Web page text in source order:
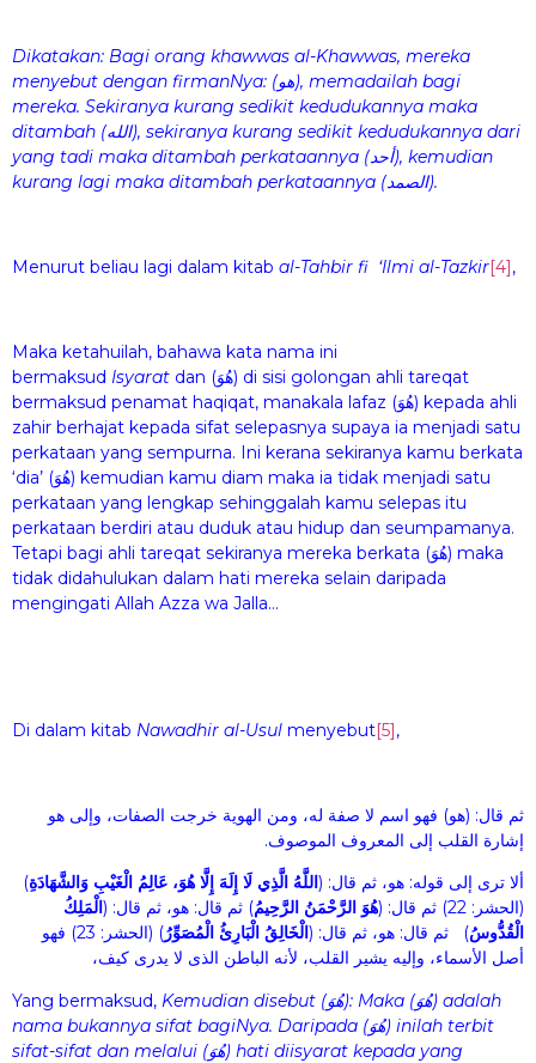
Dikatakan: Bagi orang khawwas al-Khawwas, mereka
menyebut
dengan firmanNya: (هو), memadailah bagi
mereka. Sekiranya kurang sedikit kedudukannya maka
ditambah (الله), sekiranya kurang sedikit kedudukannya dari
yang tadi maka ditambah perkataannya (أحد), kemudian
kurang lagi maka ditambah
perkataannya (الصمد).
Menurut beliau lagi dalam kitab al-Tahbir fi ‘Ilmi al-Tazkir[4],
Maka ketahuilah, bahawa kata nama ini
bermaksud Isyarat dan (هُوَ) di sisi golongan ahli tareqat
bermaksud penamat haqiqat, manakala lafaz (هُوَ) kepada ahli
zahir berhajat kepada sifat selepasnya supaya ia menjadi satu
perkataan yang sempurna. Ini kerana sekiranya kamu berkata
‘dia’ (هُوَ) kemudian kamu diam maka ia tidak menjadi satu
perkataan yang lengkap sehinggalah kamu selepas itu
perkataan berdiri atau duduk atau hidup dan seumpamanya.
Tetapi bagi ahli tareqat sekiranya mereka berkata (هُوَ) maka
tidak didahulukan dalam hati mereka selain daripada
mengingati Allah Azza wa Jalla…
Di dalam kitab Nawadhir al-Usul menyebut[5],
ثم قال: (هو) فهو اسم لا صفة له، ومن الهوية خرجت الصفات، وإلى هو
إشارة القلب إلى المعروف الموصوف.
ألا ترى إلى قوله: هو، ثم قال: ( اللَّهُ الَّذِي لَا إِلَهَ إِلَّا هُوَ، عَالِمُ الْغَيْبِ وَالشَّهَادَةِ)
(الحشر: 22) ثم قال: (
هُوَ الرَّحْمَنُ الرَّحِيمُ) ثم قال: هو، ثم قال: ( الْمَلِكُ
الْقُدُّوسُ) ثم قال: هو، ثم قال: ( الْخَالِقُ الْبَارِئُ الْمُصَوِّرُ
) (الحشر: 23) فهو
أصل الأسماء، وإليه يشير القلب، لأنه الباطن الذى لا يدرى كيف،
Yang bermaksud, Kemudian disebut (هُوَ): Maka (هُوَ) adalah
nama bukannya sifat bagiNya. Daripada (هُوَ) inilah terbit
sifat-sifat dan melalui (هُوَ) hati diisyarat kepada yang